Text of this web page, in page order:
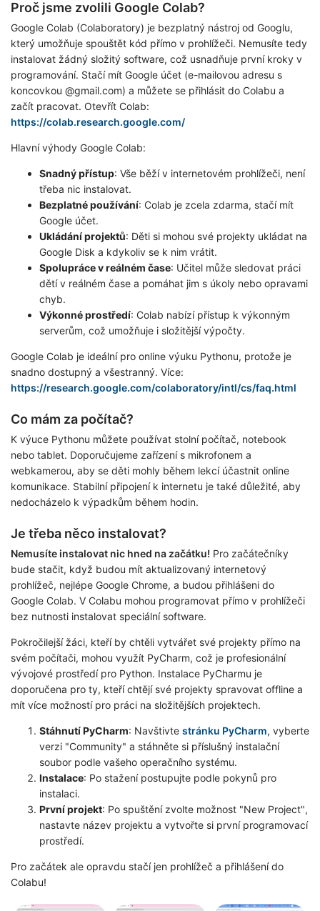
Proč jsme zvolili Google Colab?
Google Colab (Colaboratory) je bezplatný nástroj od Googlu,
který umožňuje spouštět kód přímo v prohlížeči. Nemusíte tedy
instalovat žádný složitý software, což usnadňuje první kroky v
programování. Stačí mít Google účet (e-mailovou adresu s
koncovkou @gmail.com) a můžete se přihlásit do Colabu a
začít pracovat. Otevřít Colab:
https://colab.research.google.com/
Hlavní výhody Google Colab:
Snadný přístup: Vše běží v internetovém prohlížeči, není
třeba nic instalovat.
Bezplatné používání: Colab je zcela zdarma, stačí mít
Google účet.
Ukládání projektů: Děti si mohou své projekty ukládat na
Google Disk a kdykoliv se k nim vrátit.
Spolupráce v reálném čase: Učitel může sledovat práci
dětí v reálném čase a pomáhat jim s úkoly nebo opravami
chyb.
Výkonné prostředí: Colab nabízí přístup k výkonným
serverům, což umožňuje i složitější výpočty.
Google Colab je ideální pro online výuku Pythonu, protože je
snadno dostupný a všestranný. Více:
https://research.google.com/colaboratory/intl/cs/faq.html
Co mám za počítač?
K výuce Pythonu můžete používat stolní počítač, notebook
nebo tablet. Doporučujeme zařízení s mikrofonem a
webkamerou, aby se děti mohly během lekcí účastnit online
komunikace. Stabilní připojení k internetu je také důležité, aby
nedocházelo k výpadkům během hodin.
Je třeba něco instalovat?
Nemusíte instalovat nic hned na začátku! Pro začátečníky
bude stačit, když budou mít aktualizovaný internetový
prohlížeč, nejlépe Google Chrome, a budou přihlášeni do
Google Colab. V Colabu mohou programovat přímo v prohlížeči
bez nutnosti instalovat speciální software.
Pokročilejší žáci, kteří by chtěli vytvářet své projekty přímo na
svém počítači, mohou využít PyCharm, což je profesionální
vývojové prostředí pro Python. Instalace PyCharmu je
doporučena pro ty, kteří chtějí své projekty spravovat offline a
mít více možností pro práci na složitějších projektech.
Stáhnutí PyCharm: Navštivte stránku PyCharm, vyberte
verzi "Community" a stáhněte si příslušný instalační
soubor podle vašeho operačního systému.
Instalace: Po stažení postupujte podle pokynů pro
instalaci.
První projekt: Po spuštění zvolte možnost "New Project",
nastavte název projektu a vytvořte si první programovací
prostředí.
Pro začátek ale opravdu stačí jen prohlížeč a přihlášení do
Colabu!